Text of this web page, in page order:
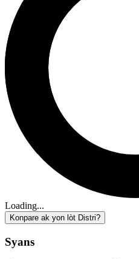
Loading...
Konpare ak yon lòt Distri?
Syans